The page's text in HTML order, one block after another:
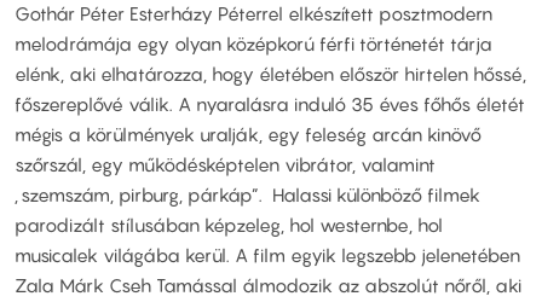
Gothár Péter Esterházy Péterrel elkészített posztmodern
melodrámája egy olyan középkorú férfi történetét tárja
elénk, aki elhatározza, hogy életében először hirtelen hőssé,
főszereplővé válik. A nyaralásra induló 35 éves főhős életét
mégis a körülmények uralják, egy feleség arcán kinövő
szőrszál, egy működésképtelen vibrátor, valamint
„szemszám, pirburg, párkáp”. Halassi különböző filmek
parodizált stílusában képzeleg, hol westernbe, hol
musicalek világába kerül. A film egyik legszebb jelenetében
Zala Márk Cseh Tamással álmodozik az abszolút nőről, aki